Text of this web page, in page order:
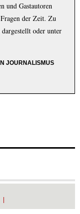
und Gastautoren
der Zeit. Zu
oder unter
JOURNALISMUS